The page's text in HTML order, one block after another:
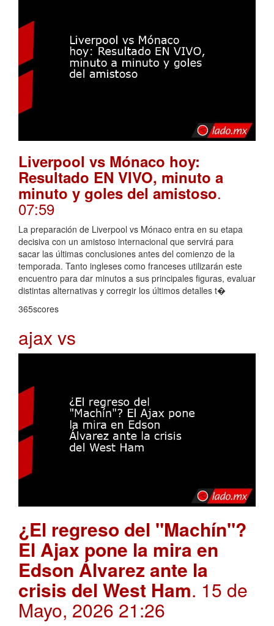
Liverpool vs Mónaco hoy:
Resultado EN VIVO, minuto a
minuto y goles del amistoso.
07:59
La preparación de Liverpool vs Mónaco entra en su etapa
decisiva con un amistoso internacional que servirá para
sacar las últimas conclusiones antes del comienzo de la
temporada. Tanto ingleses como franceses utilizarán este
encuentro para dar minutos a sus principales figuras, evaluar
distintas alternativas y corregir los últimos detalles t�
365scores
ajax vs
¿El regreso del "Machín"?
El Ajax pone la mira en
Edson Álvarez ante la
crisis del West Ham. 15 de
Mayo, 2026 21:26